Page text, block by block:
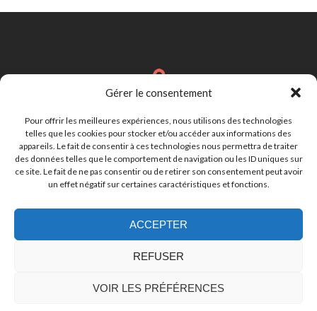
Gérer le consentement
Pour offrir les meilleures expériences, nous utilisons des technologies
telles que les cookies pour stocker et/ou accéder aux informations des
appareils. Le fait de consentir à ces technologies nous permettra de traiter
des données telles que le comportement de navigation ou les ID uniques sur
ce site. Le fait de ne pas consentir ou de retirer son consentement peut avoir
un effet négatif sur certaines caractéristiques et fonctions.
ACCEPTER
REFUSER
VOIR LES PRÉFÉRENCES
Brignais
cynthia.lebastard@gmail.com
07.81.50.19.28